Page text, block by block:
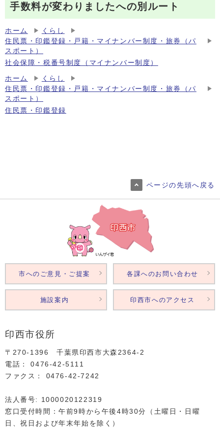
手数料が変わりましたへの別ルート
ホーム
くらし
住民票・印鑑登録・戸籍・マイナンバー制度・旅券（パ
スポート）
社会保障・税番号制度（マイナンバー制度）
ホーム
くらし
住民票・印鑑登録・戸籍・マイナンバー制度・旅券（パ
スポート）
住民票・印鑑登録
ページの先頭へ戻る
印西市役所
〒270-1396 千葉県印西市大森2364‐2
電話： 0476‐42‐5111
ファクス： 0476‐42‐7242
法人番号: 1000020122319
窓口受付時間：午前9時から午後4時30分（土曜日・日曜
日、祝日および年末年始を除く）
市へのご意見・ご提案 各課へのお問い合わせ
施設案内 印西市へのアクセス